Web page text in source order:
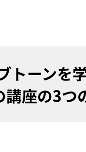
トーンを
講座の3つ